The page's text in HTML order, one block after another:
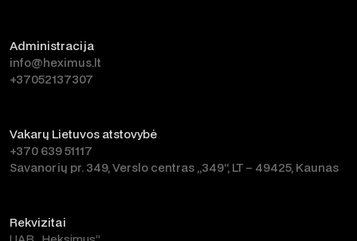
Administracija
info@heximus.lt
+37052137307
Vakarų Lietuvos atstovybė
+370 639 51117
Savanorių pr. 349, Verslo centras „349“, LT – 49425, Kaunas
Rekvizitai